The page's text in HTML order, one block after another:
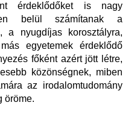
érdeklődőket is nagy
belül számítanak a
a nyugdíjas korosztályra,
egyetemek érdeklődő
főként azért jött létre,
közönségnek, miben
az irodalomtudomány
öröme.